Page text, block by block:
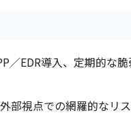
EDR導入、定期的な
視点での網羅的なリ